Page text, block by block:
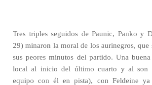
Tres triples seguidos de Paunic, Panko y
29) minaron la moral de los aurinegros,
sus peores minutos del partido. Una
local al inicio del último cuarto y al son
equipo con él en pista), con Feldeine ya